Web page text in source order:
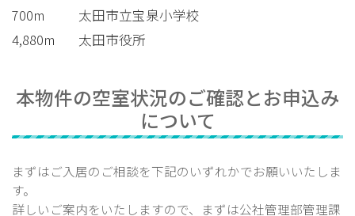
700m
太田市立宝泉小学校
4,880m
太田市役所
本物件の空室状況のご確認とお申込み
について
まずはご入居のご相談を下記のいずれかでお願いいたしま
す。
詳しいご案内をいたしますので、まずは公社管理部管理課